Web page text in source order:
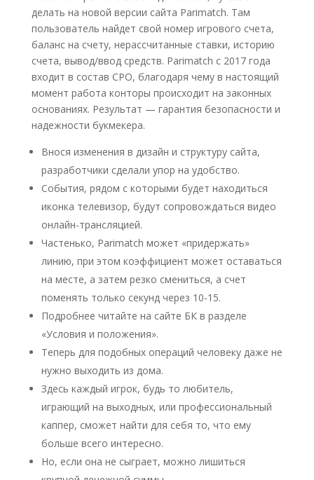
делать на новой версии сайта Parimatch. Там
пользователь найдет свой номер игрового счета,
баланс на счету, нерассчитанные ставки, историю
счета, вывод/ввод средств. Parimatch с 2017 года
входит в состав СРО, благодаря чему в настоящий
момент работа конторы происходит на законных
основаниях. Результат — гарантия безопасности и
надежности букмекера.
Внося изменения в дизайн и структуру сайта,
разработчики сделали упор на удобство.
События, рядом с которыми будет находиться
иконка телевизор, будут сопровождаться видео
онлайн-трансляцией.
Частенько, Parimatch может «придержать»
линию, при этом коэффициент может оставаться
на месте, а затем резко смениться, а счет
поменять только секунд через 10-15.
Подробнее читайте на сайте БК в разделе
«Условия и положения».
Теперь для подобных операций человеку даже не
нужно выходить из дома.
Здесь каждый игрок, будь то любитель,
играющий на выходных, или профессиональный
каппер, сможет найти для себя то, что ему
больше всего интересно.
Но, если она не сыграет, можно лишиться